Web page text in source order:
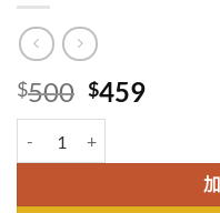
$500 Original
price
was:
$500.
$459
$459.